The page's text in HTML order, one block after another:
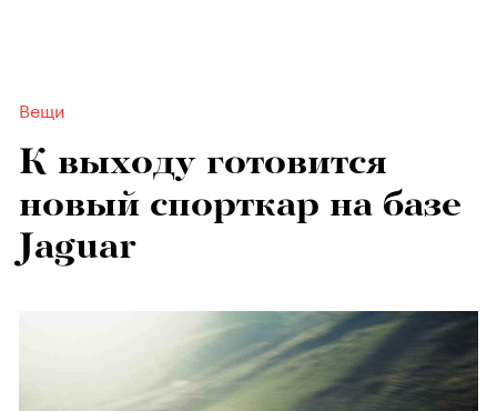
Вещи
К выходу готовится
новый спорткар на базе
Jaguar